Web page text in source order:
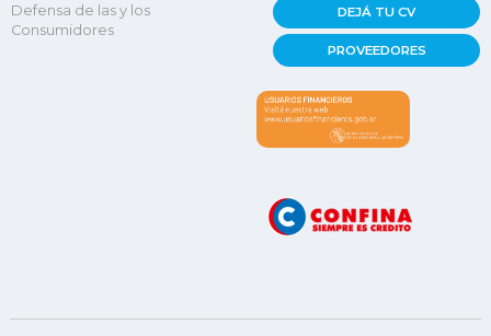
Defensa de las y los
Consumidores
DEJÁ TU CV
PROVEEDORES